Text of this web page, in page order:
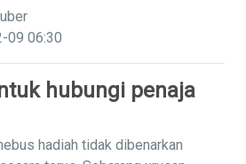
09 06:30
hubungi penaja
hadiah tidak dibenarkan